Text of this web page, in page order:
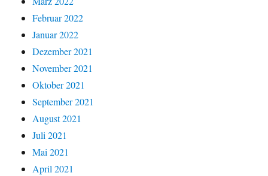
Februar 2022
Januar 2022
Dezember 2021
November 2021
Oktober 2021
September 2021
August 2021
Juli 2021
Mai 2021
April 2021